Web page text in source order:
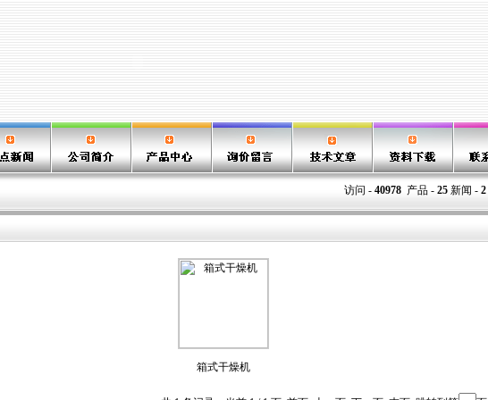
访问 - 40978 产品 - 25 新闻 - 2
箱式干燥机